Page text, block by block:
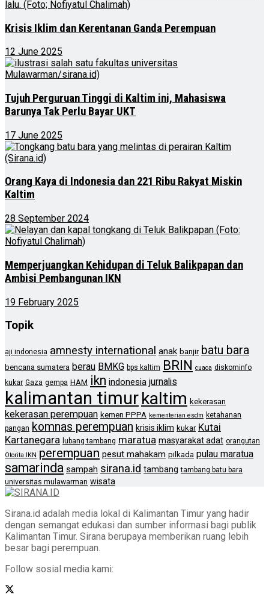
Krisis Iklim dan Kerentanan Ganda Perempuan
12 June 2025
Tujuh Perguruan Tinggi di Kaltim ini, Mahasiswa
Barunya Tak Perlu Bayar UKT
17 June 2025
Orang Kaya di Indonesia dan 221 Ribu Rakyat Miskin
Kaltim
28 September 2024
Memperjuangkan Kehidupan di Teluk Balikpapan dan
Ambisi Pembangunan IKN
19 February 2025
Topik
aji indonesia amnesty international anak banjir batu bara
bencana sumatera berau BMKG bps kaltim BRIN cuaca diskominfo
kukar Gaza gempa HAM ikn indonesia jurnalis
kalimantan timurkaltim kekerasan
kekerasan perempuan kemen PPPA kementerian esdm ketahanan
pangan komnas perempuan krisis iklim kukar Kutai
Kartanegara lubang tambang maratua masyarakat adat orangutan
Otorita IKN perempuan pesut mahakam pilkada pulau maratua
samarinda sampah sirana.id tambang tambang batu bara
universitas mulawarman wisata
Sirana.id adalah media lokal di Kalimantan Timur yang hadir
dengan semangat edukasi dan sumber informasi bagi publik
Kalimantan Timur. Sirana berupaya memberikan ruang lebih
besar bagi perempuan.
Follow sosial media kami: